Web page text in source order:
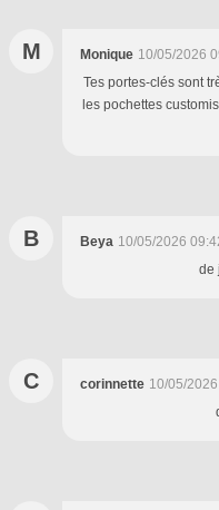
M Monique 10/05/2026
Tes portes‑clés sont
les pochettes
B Beya 10/05/2026
de
C corinnette 10/05/